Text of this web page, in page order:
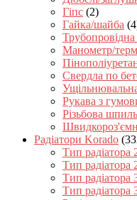
Гіпс (2)
Гайка/шайба
Манометр/
Свердла по
Рукава з
Різьбова
Радіатори Korado
Тип радіатора
Тип радіатора
Тип радіатора
Тип радіатора